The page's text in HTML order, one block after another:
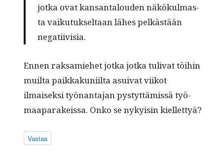
jot­ka ovat kansan­talouden näkökul­mas­
ta vaiku­tuk­seltaan läh­es pelkästään
negatiivisia.
Ennen rak­samiehet jot­ka jot­ka tuli­vat töi­hin
muil­ta paikkaku­ni­il­ta asui­v­at viikot
ilmaisek­si työ­nan­ta­jan pystyt­tämis­sä työ­
maa­parakeis­sa. Onko se nyky­isin kiellettyä?
Vastaa